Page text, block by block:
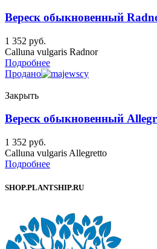
Вереск обыкновенный
1 352 руб.
Calluna vulgaris Radnor
Подробнее
Продано
Закрыть
Вереск обыкновенный
1 352 руб.
Calluna vulgaris Allegretto
Подробнее
SHOP.PLANTSHIP.RU